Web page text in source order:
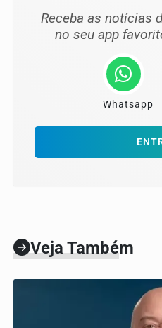
Receba as notícias
no seu app
Whatsapp
Veja Também